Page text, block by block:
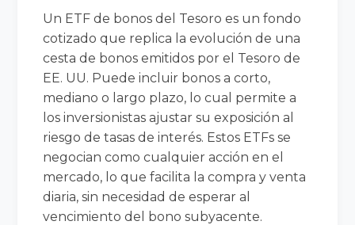
Un ETF de bonos del Tesoro es un fondo
cotizado que replica la evolución de una
cesta de bonos emitidos por el Tesoro de
EE. UU. Puede incluir bonos a corto,
mediano o largo plazo, lo cual permite a
los inversionistas ajustar su exposición al
riesgo de tasas de interés. Estos ETFs se
negocian como cualquier acción en el
mercado, lo que facilita la compra y venta
diaria, sin necesidad de esperar al
vencimiento del bono subyacente.